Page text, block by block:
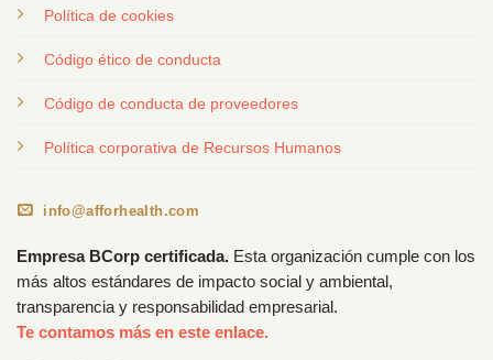
Política de cookies
Código ético de conducta
Código de conducta de proveedores
Política corporativa de Recursos Humanos
info@afforhealth.com
Empresa BCorp certificada. Esta organización cumple con los
más altos estándares de impacto social y ambiental,
transparencia y responsabilidad empresarial.
Te contamos más en este enlace.